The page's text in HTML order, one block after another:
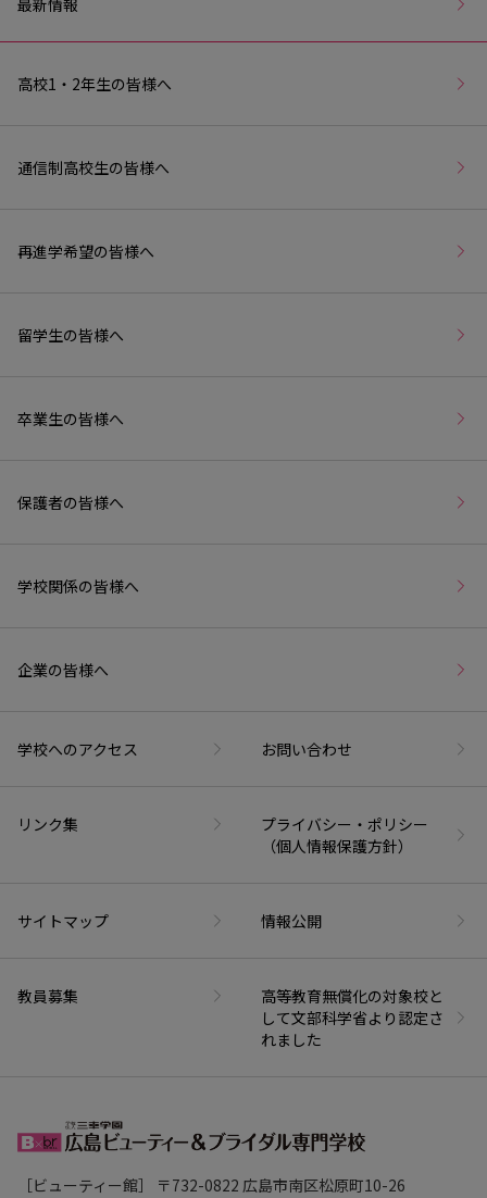
高校1・2年生の皆様へ
通信制高校生の皆様へ
再進学希望の皆様へ
留学生の皆様へ
卒業生の皆様へ
保護者の皆様へ
学校関係の皆様へ
企業の皆様へ
学校へのアクセス お問い合わせ
リンク集
プライバシー・ポリシー
（個人情報保護方針）
サイトマップ 情報公開
教員募集
高等教育無償化の対象校と
して文部科学省より認定さ
れました
［ビューティー館］ 〒732-0822 広島市南区松原町10-26